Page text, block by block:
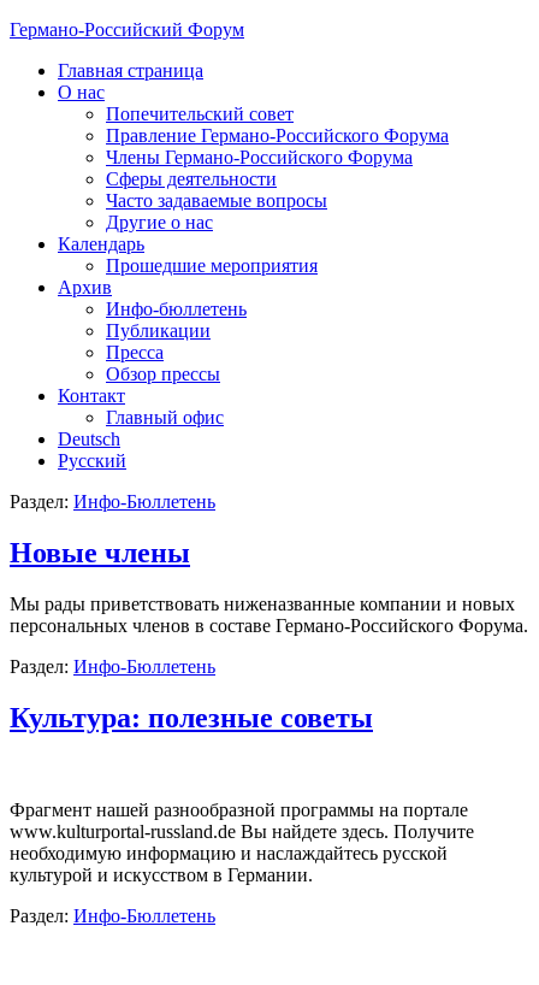
Германо-Российский Форум
Главная страница
О нас
Попечительский совет
Правление Германо-Российского Форума
Члены Германо-Российского Форума
Сферы деятельности
Часто задаваемые вопросы
Другие о нас
Календарь
Прошедшие мероприятия
Архив
Инфо-бюллетень
Публикации
Пресса
Обзор прессы
Контакт
Главный офис
Deutsch
Русский
Раздел: Инфо-Бюллетень
Новые члены
Мы рады приветствовать ниженазванные компании и новых
персональных членов в составе Германо-Российского Форума.
Раздел: Инфо-Бюллетень
Культура: полезные советы
Фрагмент нашей разнообразной программы на портале
www.kulturportal-russland.de Вы найдете здесь. Получите
необходимую информацию и наслаждайтесь русской
культурой и искусством в Германии.
Раздел: Инфо-Бюллетень